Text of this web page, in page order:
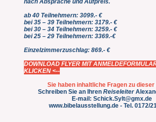
nach Absprache und Aufpreis.
ab 40 Teilnehmern: 3099.- €
bei 35 – 39 Teilnehmern: 3179.- €
bei 30 – 34 Teilnehmern: 3259.- €
bei 25 – 29 Teilnehmern: 3369.-€
Einzelzimmerzuschlag: 869.- €
DOWNLOAD FLYER MIT
KLICKEN <--
Sie haben inhaltliche Fragen zu dieser
Schreiben Sie an Ihren Reiseleiter
E-mail: Schick.Sylt@gmx.de
www.bibelausstellung.de - Tel. 0172/